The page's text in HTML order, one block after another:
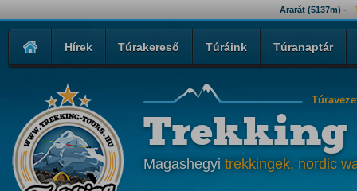
Ararát (5137m) -
Hírek Túrakereső Túráink Túranaptár
Trekking
Magashegyi trekkingek, nordic